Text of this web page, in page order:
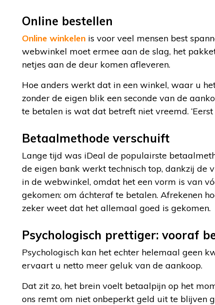
Online bestellen
Online winkelen is voor veel mensen best
webwinkel moet ermee aan de slag, het
netjes aan de deur komen afleveren.
Hoe anders werkt dat in een winkel, waar u
zonder de eigen blik een seconde van de
te betalen is wat dat betreft niet vreemd. ‘Eerst
Betaalmethode verschuift
Lange tijd was iDeal de populairste
de eigen bank werkt technisch top, dankzij
in de webwinkel, omdat het een vorm is van
gekomen: om áchteraf te betalen. Afrekenen
zeker weet dat het allemaal goed is gekomen.
Psychologisch prettiger: vooraf
Psychologisch kan het echter helemaal geen
ervaart u netto meer geluk van de aankoop.
Dat zit zo, het brein voelt betaalpijn op het
ons remt om niet onbeperkt geld uit te blijven